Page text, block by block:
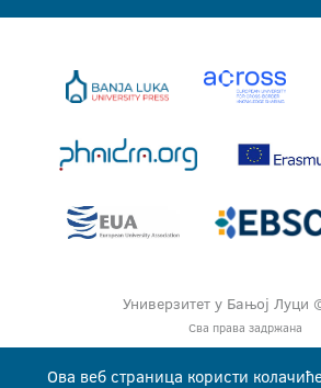
Универзитет у Бањој
Сва права задржана
Ова веб страница користи